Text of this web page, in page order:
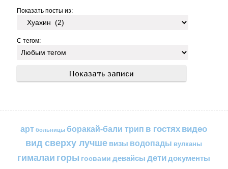
Показать посты из:
С тегом:
арт больницы боракай-бали трип в гостяхвидео
вид сверху лучшевизы водопады вулканы
гималаи горы госвами девайсы детидокументы